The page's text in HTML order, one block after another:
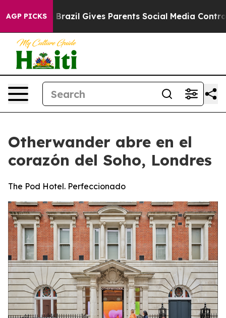
AGP PICKS
Youth Brazil Gives Parents Social Media Controls for
Otherwander abre en el
corazón del Soho, Londres
The Pod Hotel. Perfeccionado